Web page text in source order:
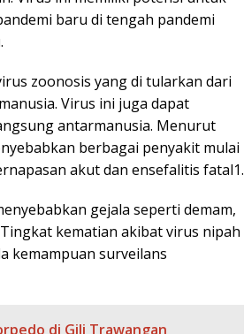
baru di tengah pandemi
zoonosis yang di tularkan dari
Virus ini juga dapat
antarmanusia. Menurut
berbagai penyakit mulai
akut dan ensefalitis fatal1.
gejala seperti demam,
kematian akibat virus nipah
kemampuan surveilans
di Gili Trawangan